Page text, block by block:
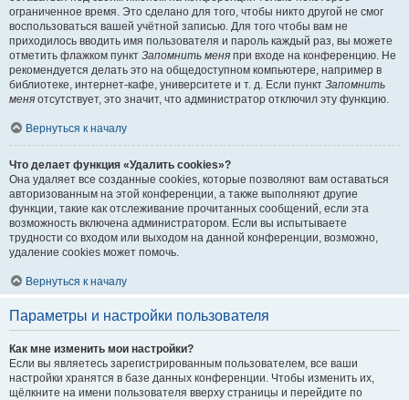
ограниченное время. Это сделано для того, чтобы никто другой не смог
воспользоваться вашей учётной записью. Для того чтобы вам не
приходилось вводить имя пользователя и пароль каждый раз, вы можете
отметить флажком пункт Запомнить меня при входе на конференцию. Не
рекомендуется делать это на общедоступном компьютере, например в
библиотеке, интернет-кафе, университете и т. д. Если пункт Запомнить
меня отсутствует, это значит, что администратор отключил эту функцию.
Вернуться к началу
Что делает функция «Удалить cookies»?
Она удаляет все созданные cookies, которые позволяют вам оставаться
авторизованным на этой конференции, а также выполняют другие
функции, такие как отслеживание прочитанных сообщений, если эта
возможность включена администратором. Если вы испытываете
трудности со входом или выходом на данной конференции, возможно,
удаление cookies может помочь.
Вернуться к началу
Параметры и настройки пользователя
Как мне изменить мои настройки?
Если вы являетесь зарегистрированным пользователем, все ваши
настройки хранятся в базе данных конференции. Чтобы изменить их,
щёлкните на имени пользователя вверху страницы и перейдите по